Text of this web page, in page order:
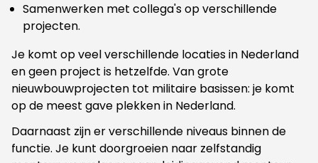
Samenwerken met collega's op verschillende
projecten.
Je komt op veel verschillende locaties in Nederland
en geen project is hetzelfde. Van grote
nieuwbouwprojecten tot militaire basissen: je komt
op de meest gave plekken in Nederland.
Daarnaast zijn er verschillende niveaus binnen de
functie. Je kunt doorgroeien naar zelfstandig